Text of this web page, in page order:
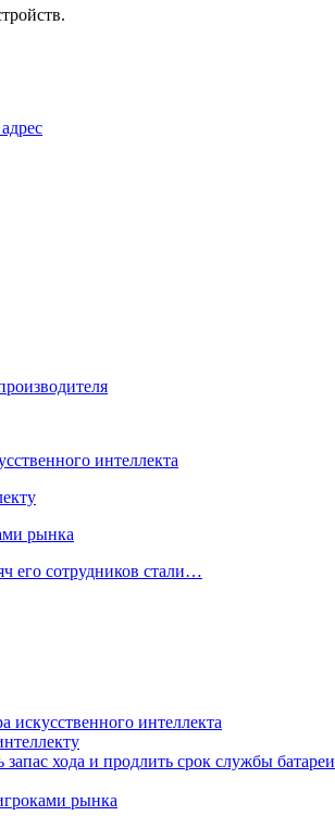
интеллекта
рынка
его сотрудников стали…
искусственного интеллекта
хода и продлить срок службы батареи
рынка